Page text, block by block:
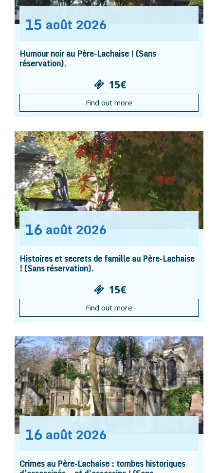
15 août 2026
Humour noir au Père-Lachaise ! (Sans
réservation).
15€
Find out more
16 août 2026
Histoires et secrets de famille au Père-Lachaise
! (Sans réservation).
15€
Find out more
16 août 2026
Crimes au Père-Lachaise : tombes historiques